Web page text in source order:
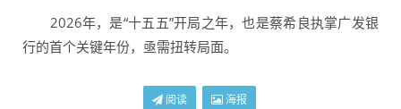
2026年，是“十五五”开局之年，也是蔡希良执掌广发银
行的首个关键年份，亟需扭转局面。
阅读 海报